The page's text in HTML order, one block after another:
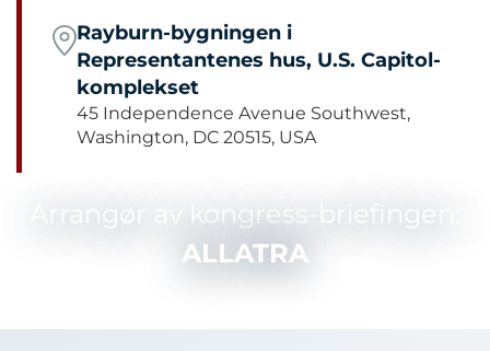
Rayburn-bygningen i
Representantenes hus, U.S. Capitol-
komplekset
45 Independence Avenue Southwest,
Washington, DC 20515, USA
Arrangør av kongress-briefingen:
ALLATRA